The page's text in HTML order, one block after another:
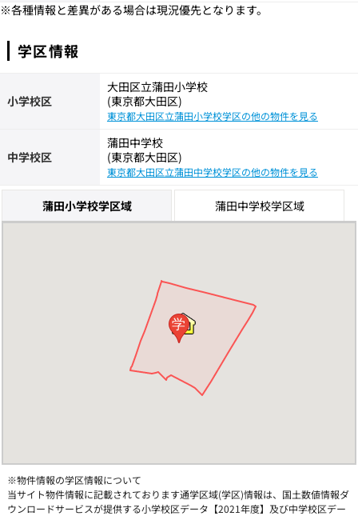
※各種情報と差異がある場合は現況優先となります。
学区情報
小学校区
大田区立蒲田小学校
(東京都大田区)
東京都大田区立蒲田小学校学区の他の物件を見る
中学校区
蒲田中学校
(東京都大田区)
東京都大田区立蒲田中学校学区の他の物件を見る
蒲田小学校学区域 蒲田中学校学区域
学
※物件情報の学区情報について
当サイト物件情報に記載されております通学区域(学区)情報は、国土数値情報ダ
ウンロードサービスが提供する小学校区データ【2021年度】及び中学校区デー